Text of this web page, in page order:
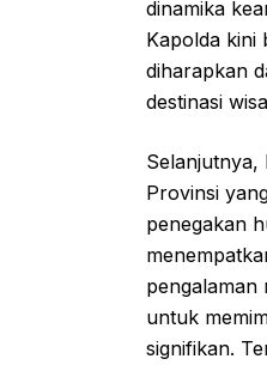
dinamika
Kapolda kini
diharapkan
destinasi
Selanjutnya,
Provinsi
penegakan
pengalaman
untuk
signifikan.